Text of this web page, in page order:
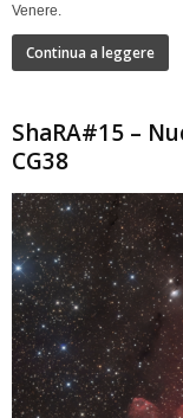
Venere.
Continua a leggere
ShaRA#15 –
CG38